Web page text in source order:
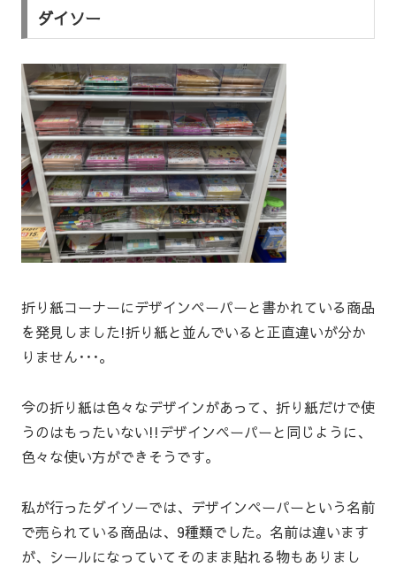
ダイソー
折り紙コーナーにデザインペーパーと書かれている商品
を発見しました!折り紙と並んでいると正直違いが分か
りません･･･。
今の折り紙は色々なデザインがあって、折り紙だけで使
うのはもったいない!!デザインペーパーと同じように、
色々な使い方ができそうです。
私が行ったダイソーでは、デザインペーパーという名前
で売られている商品は、9種類でした。名前は違います
が、シールになっていてそのまま貼れる物もありまし